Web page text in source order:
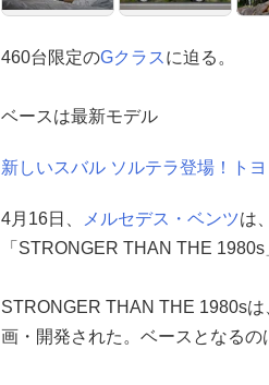
460台限定のGクラス に迫る。
ベースは最新モデル
新しいスバル ソルテラ登場！ト
4月16日、 メルセデス・ベンツは
「STRONGER THAN THE
STRONGER THAN THE 1980s
画・開発された。ベースとなる